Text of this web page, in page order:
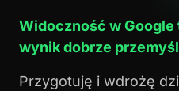
Widoczność w Google
wynik dobrze
Przygotuję i wdrożę